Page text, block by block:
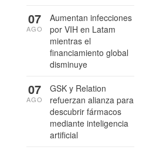
Aumentan infecciones
por VIH en Latam
mientras el
financiamiento global
disminuye
07
AGO
GSK y Relation
refuerzan alianza para
descubrir fármacos
mediante inteligencia
artificial
07
AGO